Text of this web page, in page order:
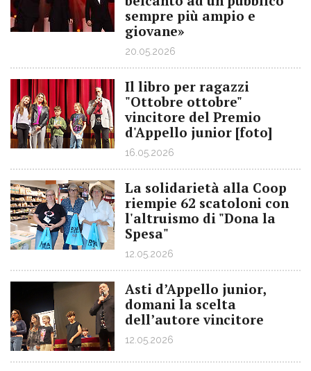
sempre più ampio e
giovane»
20.05.2026
Il libro per ragazzi
"Ottobre ottobre"
vincitore del Premio
d'Appello junior [foto]
16.05.2026
La solidarietà alla Coop
riempie 62 scatoloni con
l'altruismo di "Dona la
Spesa"
12.05.2026
Asti d’Appello junior,
domani la scelta
dell’autore vincitore
12.05.2026